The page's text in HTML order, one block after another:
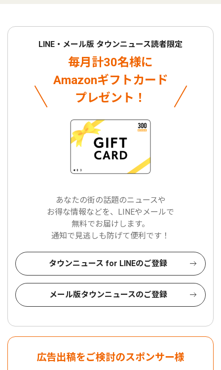
LINE・メール版 タウンニュース読者限定
毎月計30名様に
Amazonギフトカード
プレゼント！
あなたの街の話題のニュースや
お得な情報などを、LINEやメールで
無料でお届けします。
通知で見逃しも防げて便利です！
タウンニュース for LINEのご登録
メール版タウンニュースのご登録
広告出稿をご検討のスポンサー様